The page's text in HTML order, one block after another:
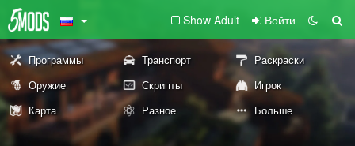
Show Adult Войти
Программы Транспорт
Раскраски
Оружие
Скрипты
Игрок
Карта
Разное Больше